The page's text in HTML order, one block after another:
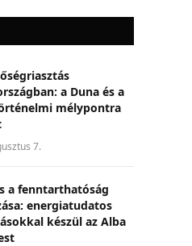
a Duna és a
mélypontra
7.
a fenntarthatóság
energiatudatos
készül az Alba